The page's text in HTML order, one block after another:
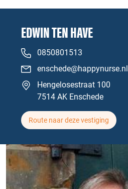
EDWIN TEN HAVE
0850801513
enschede@happynurse.nl
Hengelosestraat 100
7514 AK Enschede
Route naar deze vestiging